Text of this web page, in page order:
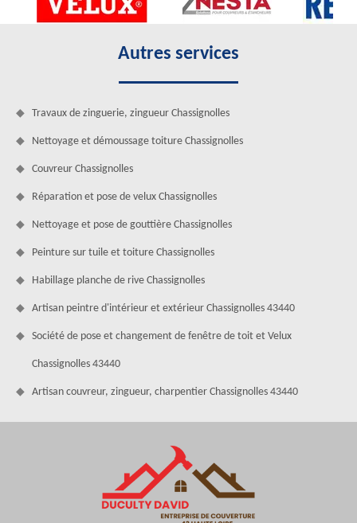
Autres services
Travaux de zinguerie, zingueur Chassignolles
Nettoyage et démoussage toiture Chassignolles
Couvreur Chassignolles
Réparation et pose de velux Chassignolles
Nettoyage et pose de gouttière Chassignolles
Peinture sur tuile et toiture Chassignolles
Habillage planche de rive Chassignolles
Artisan peintre d'intérieur et extérieur Chassignolles 43440
Société de pose et changement de fenêtre de toit et Velux
Chassignolles 43440
Artisan couvreur, zingueur, charpentier Chassignolles 43440